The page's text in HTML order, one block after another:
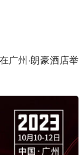
广州·朗豪酒店举